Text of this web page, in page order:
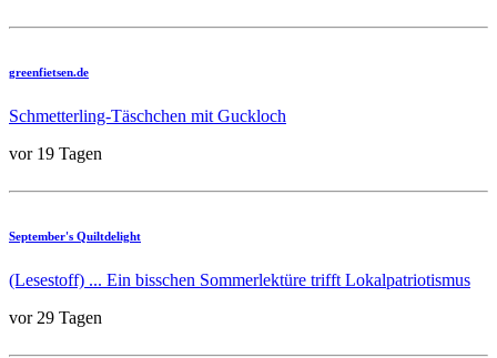
greenfietsen.de
Schmetterling-Täschchen mit Guckloch
vor 19 Tagen
September's Quiltdelight
(Lesestoff) ... Ein bisschen Sommerlektüre trifft Lokalpatriotismus
vor 29 Tagen